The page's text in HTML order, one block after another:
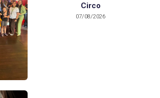
Circo
07/08/2026